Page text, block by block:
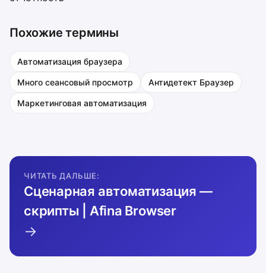
Похожие термины
Автоматизация браузера
Много сеансовый просмотр Антидетект Браузер
Маркетинговая автоматизация
ЧИТАТЬ ДАЛЬШЕ:
Сценарная автоматизация —
скрипты | Afina Browser
→